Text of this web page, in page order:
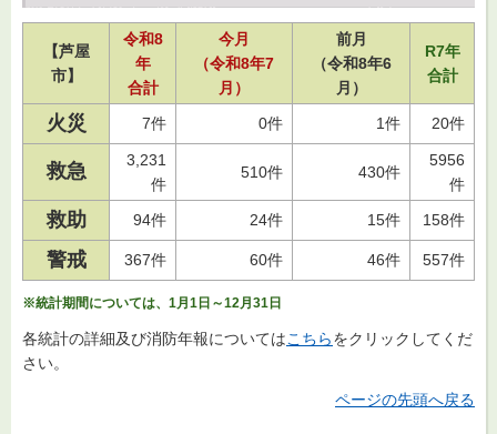
【芦屋
市】
令和8
年
合計
今月
（令和8年7
月）
前月
（令和8年6
月）
R7年
合計
火災 7件 0件 1件 20件
救急
3,231
件
510件 430件
5956
件
救助 94件 24件 15件 158件
警戒 367件 60件 46件 557件
※統計期間については、1月1日～12月31日
各統計の詳細及び消防年報についてはこちらをクリックしてくだ
さい。
ページの先頭へ戻る